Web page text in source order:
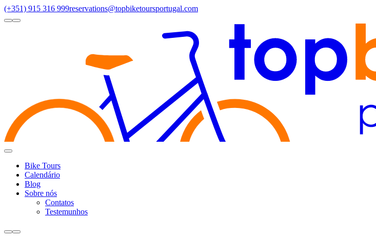
(+351) 915 316 999reservations@topbiketoursportugal.com
lightdark
Toggle
Bike Tours
Santiago Compostela Douro Valley Porto/North Lisboa/Tejo (2) Algarve (1)
Calendário
Blog
Sobre nós
Contatos
Testemunhos
lightdark